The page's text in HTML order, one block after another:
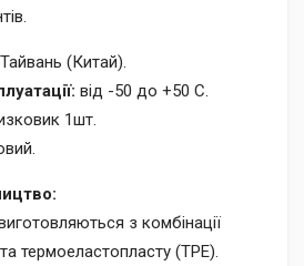
Тайвань (Китай).
від -50 до +50 C.
1шт.
з комбінації
термоеластопласту (TPE).